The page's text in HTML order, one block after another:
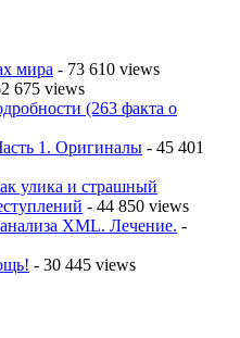
мира - 73 610 views
675 views
(263 факта о
1. Оригиналы - 45 401
улика и страшный
- 44 850 views
XML. Лечение. -
- 30 445 views